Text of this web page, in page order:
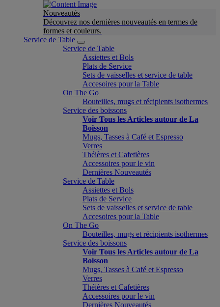
Nouveautés
Découvrez nos dernières nouveautés en termes de
formes et couleurs.
Service de Table
Service de Table
Assiettes et Bols
Plats de Service
Sets de vaisselles et service de table
Accesoires pour la Table
On The Go
Bouteilles, mugs et récipients isothermes
Service des boissons
Voir Tous les Articles autour de La
Boisson
Mugs, Tasses à Café et Espresso
Verres
Théières et Cafetières
Accessoires pour le vin
Dernières Nouveautés
Service de Table
Assiettes et Bols
Plats de Service
Sets de vaisselles et service de table
Accesoires pour la Table
On The Go
Bouteilles, mugs et récipients isothermes
Service des boissons
Voir Tous les Articles autour de La
Boisson
Mugs, Tasses à Café et Espresso
Verres
Théières et Cafetières
Accessoires pour le vin
Dernières Nouveautés